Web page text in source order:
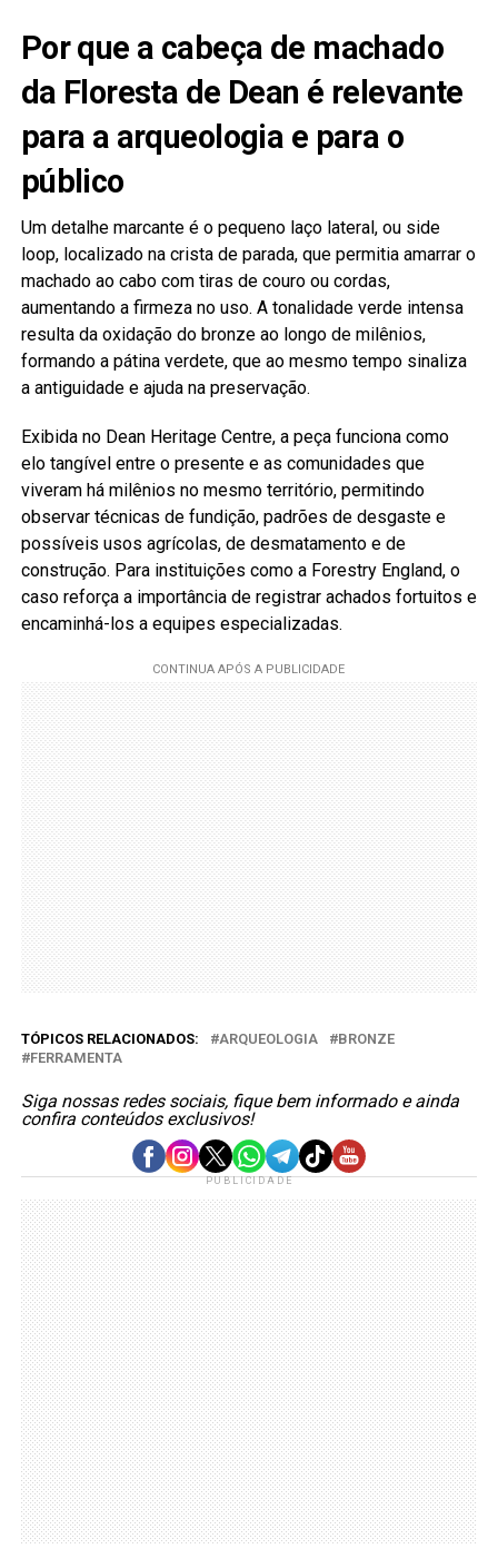
Por que a cabeça de machado
da Floresta de Dean é relevante
para a arqueologia e para o
público
Um detalhe marcante é o pequeno laço lateral, ou side
loop, localizado na crista de parada, que permitia amarrar o
machado ao cabo com tiras de couro ou cordas,
aumentando a firmeza no uso. A tonalidade verde intensa
resulta da oxidação do bronze ao longo de milênios,
formando a pátina verdete, que ao mesmo tempo sinaliza
a antiguidade e ajuda na preservação.
Exibida no Dean Heritage Centre, a peça funciona como
elo tangível entre o presente e as comunidades que
viveram há milênios no mesmo território, permitindo
observar técnicas de fundição, padrões de desgaste e
possíveis usos agrícolas, de desmatamento e de
construção. Para instituições como a Forestry England, o
caso reforça a importância de registrar achados fortuitos e
encaminhá-los a equipes especializadas.
TÓPICOS RELACIONADOS: ARQUEOLOGIA
BRONZE
FERRAMENTA
Siga nossas redes sociais, fique bem informado e ainda
confira conteúdos exclusivos!
PUBLICIDADE